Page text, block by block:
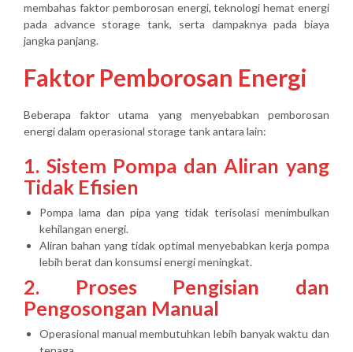
membahas faktor pemborosan energi, teknologi hemat energi
pada advance storage tank, serta dampaknya pada biaya
jangka panjang.
Faktor Pemborosan Energi
Beberapa faktor utama yang menyebabkan pemborosan
energi dalam operasional storage tank antara lain:
1. Sistem Pompa dan Aliran yang
Tidak Efisien
Pompa lama dan pipa yang tidak terisolasi menimbulkan
kehilangan energi.
Aliran bahan yang tidak optimal menyebabkan kerja pompa
lebih berat dan konsumsi energi meningkat.
2. Proses Pengisian dan
Pengosongan Manual
Operasional manual membutuhkan lebih banyak waktu dan